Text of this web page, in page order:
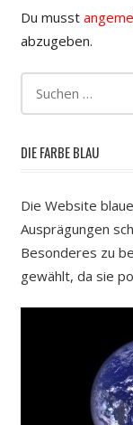
Du musst
abzugeben.
DIE FARBE BLAU
Die Website
Ausprägungen
Besonderes zu
gewählt, da sie